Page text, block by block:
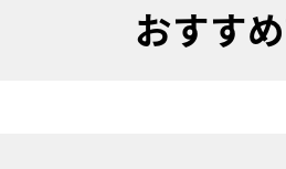
おすす